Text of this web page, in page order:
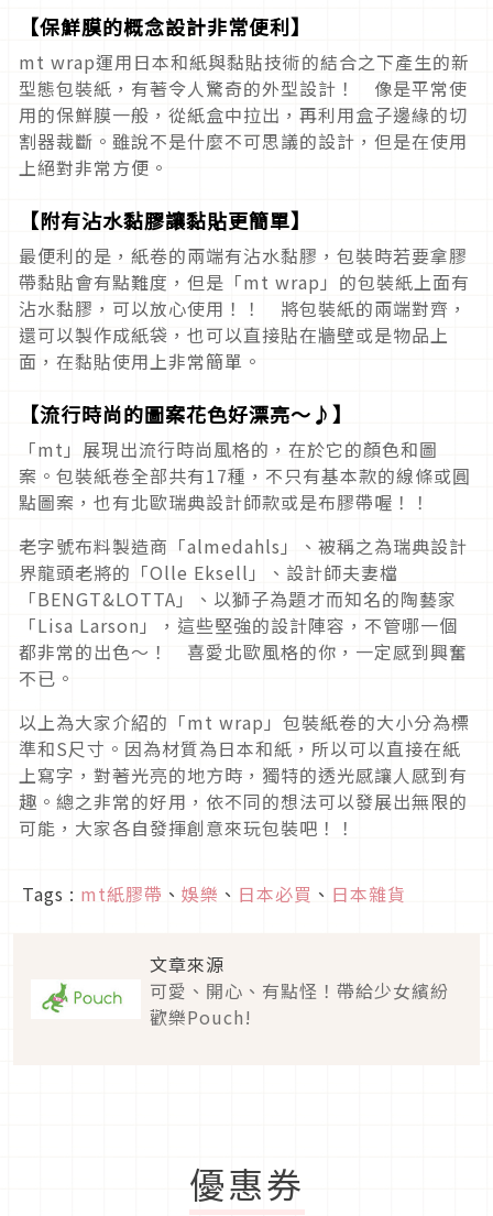
【保鮮膜的概念設計非常便利】
mt wrap運用日本和紙與黏貼技術的結合之下產生的新
型態包裝紙，有著令人驚奇的外型設計！ 像是平常使
用的保鮮膜一般，從紙盒中拉出，再利用盒子邊緣的切
割器裁斷。雖說不是什麼不可思議的設計，但是在使用
上絕對非常方便。
【附有沾水黏膠讓黏貼更簡單】
最便利的是，紙卷的兩端有沾水黏膠，包裝時若要拿膠
帶黏貼會有點難度，但是「mt wrap」的包裝紙上面有
沾水黏膠，可以放心使用！！ 將包裝紙的兩端對齊，
還可以製作成紙袋，也可以直接貼在牆壁或是物品上
面，在黏貼使用上非常簡單。
【流行時尚的圖案花色好漂亮～♪】
「mt」展現出流行時尚風格的，在於它的顏色和圖
案。包裝紙卷全部共有17種，不只有基本款的線條或圓
點圖案，也有北歐瑞典設計師款或是布膠帶喔！！
老字號布料製造商「almedahls」、被稱之為瑞典設計
界龍頭老將的「Olle Eksell」、設計師夫妻檔
「BENGT&LOTTA」、以獅子為題才而知名的陶藝家
「Lisa Larson」，這些堅強的設計陣容，不管哪一個
都非常的出色～！ 喜愛北歐風格的你，一定感到興奮
不已。
以上為大家介紹的「mt wrap」包裝紙卷的大小分為標
準和S尺寸。因為材質為日本和紙，所以可以直接在紙
上寫字，對著光亮的地方時，獨特的透光感讓人感到有
趣。總之非常的好用，依不同的想法可以發展出無限的
可能，大家各自發揮創意來玩包裝吧！！
Tags : mt紙膠帶 、 娛樂 、 日本必買 、 日本雜貨
文章來源
可愛、開心、有點怪！帶給少女繽紛
歡樂Pouch!
優惠券